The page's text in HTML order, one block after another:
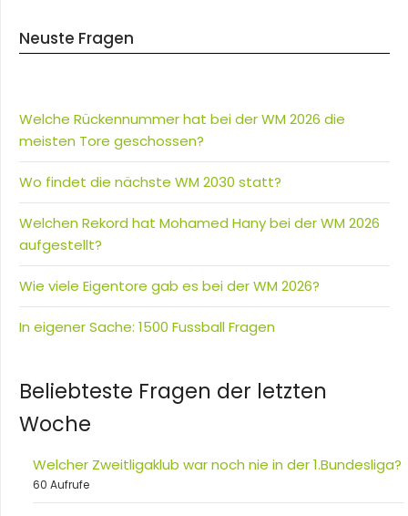
Neuste Fragen
Welche Rückennummer hat bei der WM 2026 die
meisten Tore geschossen?
Wo findet die nächste WM 2030 statt?
Welchen Rekord hat Mohamed Hany bei der WM 2026
aufgestellt?
Wie viele Eigentore gab es bei der WM 2026?
In eigener Sache: 1500 Fussball Fragen
Beliebteste Fragen der letzten
Woche
Welcher Zweitligaklub war noch nie in der 1.Bundesliga?
60 Aufrufe